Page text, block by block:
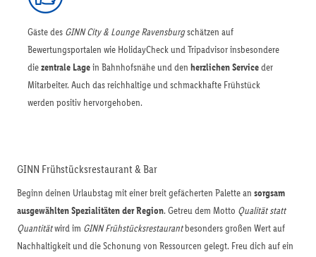
Gäste des GINN City & Lounge Ravensburgschätzen auf
Bewertungsportalen wie HolidayCheck und Tripadvisor insbesondere
diezentrale Lagein Bahnhofsnähe und den herzlichen Serviceder
Mitarbeiter. Auch das reichhaltige und schmackhafte Frühstück
werden positiv hervorgehoben.
GINN Frühstücksrestaurant & Bar
Beginn deinen Urlaubstag mit einer breit gefächerten Palette an sorgsam
ausgewählten Spezialitäten der Region. Getreu dem Motto Qualität statt
Quantitätwird im GINN Frühstücksrestaurantbesonders großen Wert auf
Nachhaltigkeit und die Schonung von Ressourcen gelegt. Freu dich auf ein